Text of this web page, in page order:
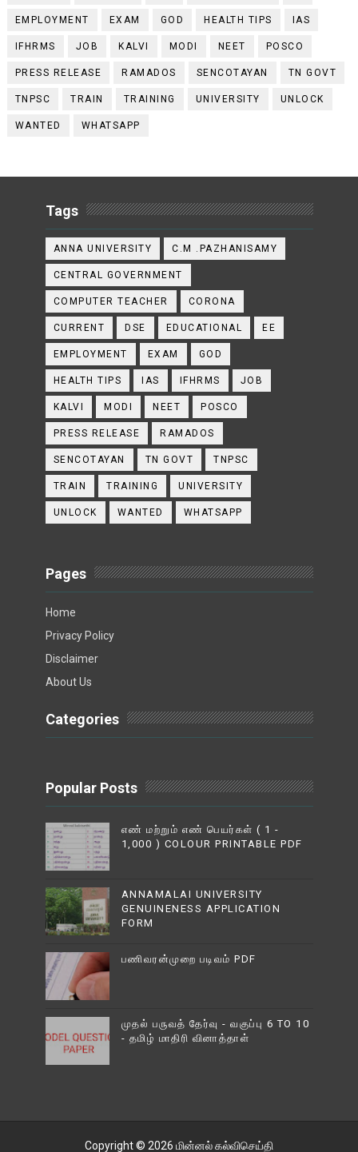
EMPLOYMENT EXAM GOD HEALTH TIPS IAS
IFHRMS JOB KALVI MODI NEET POSCO
PRESS RELEASE RAMADOS SENCOTAYAN TN GOVT
TNPSC TRAIN TRAINING UNIVERSITY UNLOCK
WANTED WHATSAPP
Tags
ANNA UNIVERSITY C.M .PAZHANISAMY
CENTRAL GOVERNMENT
COMPUTER TEACHER CORONA
CURRENT DSE EDUCATIONAL EE
EMPLOYMENT EXAM GOD
HEALTH TIPS IAS IFHRMS JOB
KALVI MODI NEET POSCO
PRESS RELEASE RAMADOS
SENCOTAYAN TN GOVT TNPSC
TRAIN TRAINING UNIVERSITY
UNLOCK WANTED WHATSAPP
Pages
Home
Privacy Policy
Disclaimer
About Us
Categories
Popular Posts
எண் மற்றும் எண் பெயர்கள் ( 1 -
1,000 ) COLOUR PRINTABLE PDF
ANNAMALAI UNIVERSITY
GENUINENESS APPLICATION
FORM
பணிவரன்முறை படிவம் PDF
முதல் பருவத் தேர்வு - வகுப்பு 6 TO 10
- தமிழ் மாதிரி வினாத்தாள்
Copyright © 2026 மின்னல் கல்விசெய்தி